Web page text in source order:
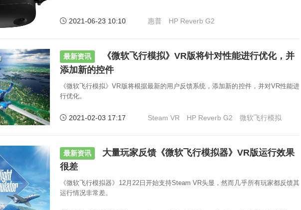
2021-06-23 10:10 惠普 HP Reverb G2
最新资讯
《微软飞行模拟》VR版将针对性能进行优化，并
添加新的控件
《微软飞行模拟》VR版将根据最新的用户反馈系统，添加新的控件，并对VR性能进
行优化。
2021-02-03 17:17 Steam VR HP Reverb G2 微软飞行模拟
最新资讯
大量玩家反馈《微软飞行模拟器》VR版运行效果
很差
《微软飞行模拟器》12月22日开始支持Steam VR头显，然而几乎所有玩家都反馈其
运行情况非常差。